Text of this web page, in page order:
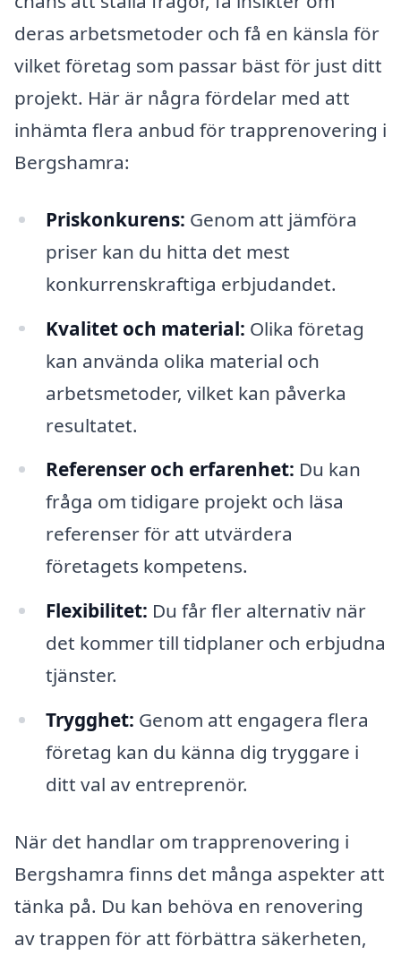
deras arbetsmetoder och få en känsla för
vilket företag som passar bäst för just ditt
projekt. Här är några fördelar med att
inhämta flera anbud för trapprenovering i
Bergshamra:
Priskonkurens: Genom att jämföra
priser kan du hitta det mest
konkurrenskraftiga erbjudandet.
Kvalitet och material: Olika företag
kan använda olika material och
arbetsmetoder, vilket kan påverka
resultatet.
Referenser och erfarenhet: Du kan
fråga om tidigare projekt och läsa
referenser för att utvärdera
företagets kompetens.
Flexibilitet: Du får fler alternativ när
det kommer till tidplaner och erbjudna
tjänster.
Trygghet: Genom att engagera flera
företag kan du känna dig tryggare i
ditt val av entreprenör.
När det handlar om trapprenovering i
Bergshamra finns det många aspekter att
tänka på. Du kan behöva en renovering
av trappen för att förbättra säkerheten,